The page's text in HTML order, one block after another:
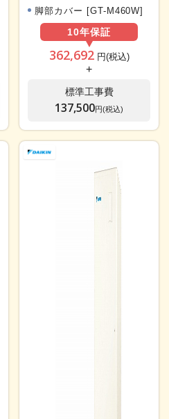
脚部カバー [GT-M460W]
10年保証
362,692円(税込)
+
標準工事費
137,500円(税込)